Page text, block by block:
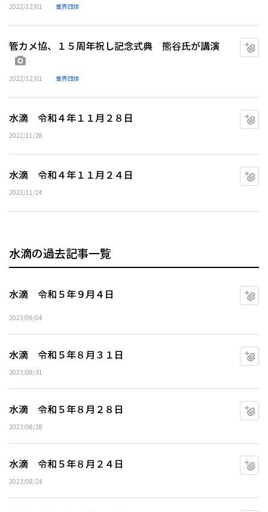
2022/12/01 業界団体
管カメ協、１５周年祝し記念式典 熊谷氏が講演
2022/12/01 業界団体
水滴 令和４年１１月２８日
2022/11/28
水滴 令和４年１１月２４日
2022/11/24
水滴の過去記事一覧
水滴 令和５年９月４日
2023/09/04
水滴 令和５年８月３１日
2023/08/31
水滴 令和５年８月２８日
2023/08/28
水滴 令和５年８月２４日
2023/08/24